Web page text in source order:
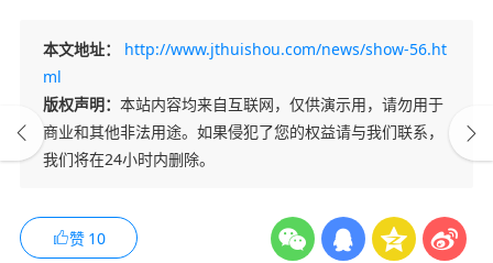
本文地址：
http://www.jthuishou.com/news/show-56.ht
ml
版权声明： 本站内容均来自互联网，仅供演示用，请勿用于
商业和其他非法用途。如果侵犯了您的权益请与我们联系，
我们将在24小时内删除。
赞 10